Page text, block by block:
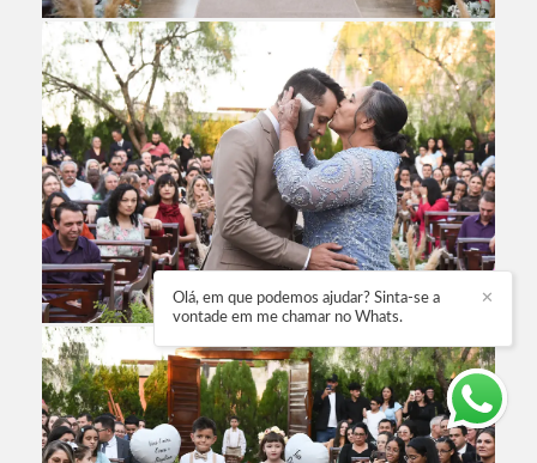
✕
Olá, em que podemos ajudar? Sinta-se a
vontade em me chamar no Whats.